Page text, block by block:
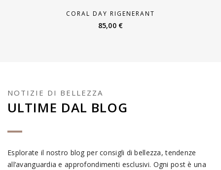
CORAL DAY RIGENERANT
85,00 €
NOTIZIE DI BELLEZZA
ULTIME DAL BLOG
Esplorate il nostro blog per consigli di bellezza, tendenze
all’avanguardia e approfondimenti esclusivi. Ogni post è una